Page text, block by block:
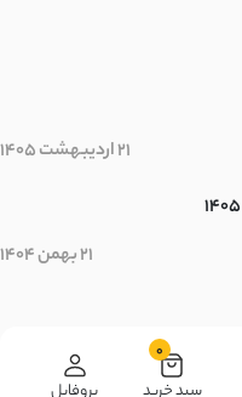
0
21 اردیبهشت 1405
21 بهمن 1404
سایر محصولات